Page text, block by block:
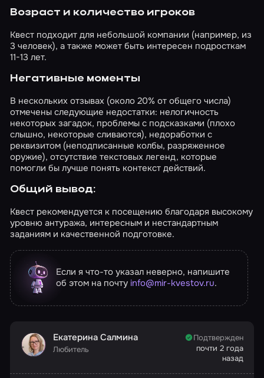
Возраст и количество игроков
Квест подходит для небольшой компании (например, из
3 человек), а также может быть интересен подросткам
11-13 лет.
Негативные моменты
В нескольких отзывах (около 20% от общего числа)
отмечены следующие недостатки: нелогичность
некоторых загадок, проблемы с подсказками (плохо
слышно, некоторые сливаются), недоработки с
реквизитом (неподписанные колбы, разряженное
оружие), отсутствие текстовых легенд, которые
помогли бы лучше понять контекст действий.
Общий вывод:
Квест рекомендуется к посещению благодаря высокому
уровню антуража, интересным и нестандартным
заданиям и качественной подготовке.
Если я что-то указал неверно, напишите
об этом на почту info@mir-kvestov.ru.
Екатерина Салмина
Любитель
Подтвержден
почти 2 года
назад